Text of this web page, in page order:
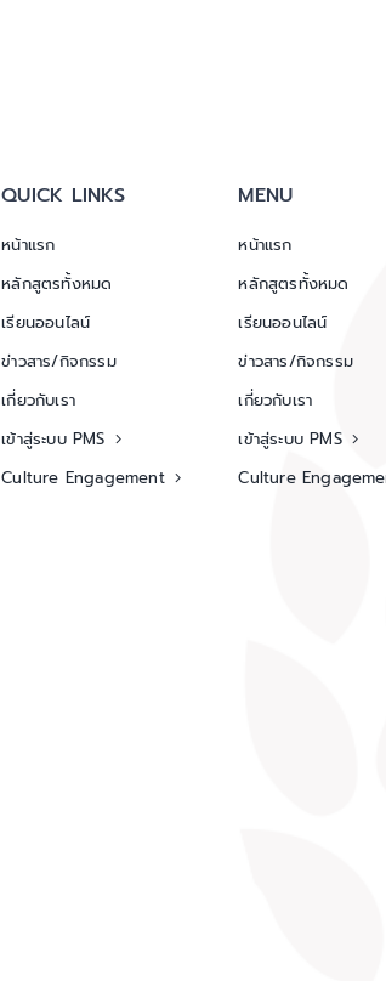
QUICK LINKS
หน้าแรก
หลักสูตรทั้งหมด
เรียนออนไลน์
ข่าวสาร/กิจกรรม
เกี่ยวกับเรา
เข้าสู่ระบบ PMS
Culture Engagement
MENU
หน้าแรก
หลักสูตรทั้งหมด
เรียนออนไลน์
ข่าวสาร/กิจกรรม
เกี่ยวกับเรา
เข้าสู่ระบบ PMS
Culture